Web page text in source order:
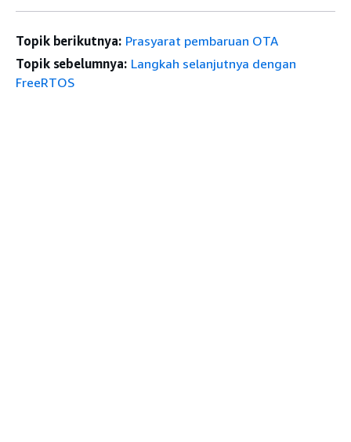
Topik berikutnya: Prasyarat pembaruan OTA
Topik sebelumnya: Langkah selanjutnya dengan
FreeRTOS